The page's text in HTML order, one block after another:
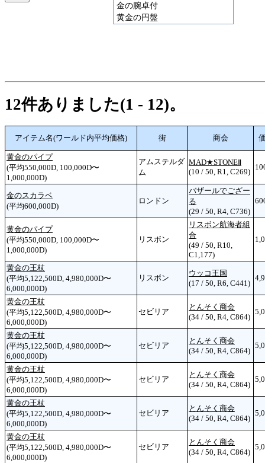
金の腕卓付
黄金の円盤
12件ありました(1 - 12)。
アイテム名(ワールド内平均価格) 街 商会
黄金のパイプ
(平均550,000D, 100,000D〜
1,000,000D)
アムステルダ
ム
MAD★STONEⅡ
(10 / 50, R1, C269)
金のスカラベ
(平均600,000D)
ロンドン
バザールでござー
る
(29 / 50, R4, C736)
黄金のパイプ
(平均550,000D, 100,000D〜
1,000,000D)
リスボン
リスボン航海者組
合
(49 / 50, R10,
C1,177)
黄金の王杖
(平均5,122,500D, 4,980,000D〜
6,000,000D)
リスボン
ウッコ王国
(17 / 50, R6, C441)
黄金の王杖
(平均5,122,500D, 4,980,000D〜
6,000,000D)
セビリア
とんそく商会
(34 / 50, R4, C864)
黄金の王杖
(平均5,122,500D, 4,980,000D〜
6,000,000D)
セビリア
とんそく商会
(34 / 50, R4, C864)
黄金の王杖
(平均5,122,500D, 4,980,000D〜
6,000,000D)
セビリア
とんそく商会
(34 / 50, R4, C864)
黄金の王杖
(平均5,122,500D, 4,980,000D〜
6,000,000D)
セビリア
とんそく商会
(34 / 50, R4, C864)
黄金の王杖
(平均5,122,500D, 4,980,000D〜
6,000,000D)
セビリア
とんそく商会
(34 / 50, R4, C864)